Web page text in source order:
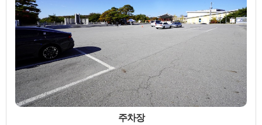
주차장